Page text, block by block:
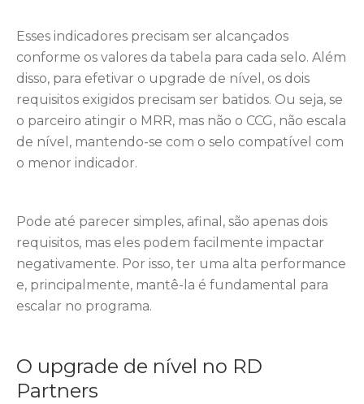
Esses indicadores precisam ser alcançados
conforme os valores da tabela para cada selo. Além
disso, para efetivar o upgrade de nível, os dois
requisitos exigidos precisam ser batidos. Ou seja, se
o parceiro atingir o MRR, mas não o CCG, não escala
de nível, mantendo-se com o selo compatível com
o menor indicador.
Pode até parecer simples, afinal, são apenas dois
requisitos, mas eles podem facilmente impactar
negativamente. Por isso, ter uma alta performance
e, principalmente, mantê-la é fundamental para
escalar no programa.
O upgrade de nível no RD
Partners